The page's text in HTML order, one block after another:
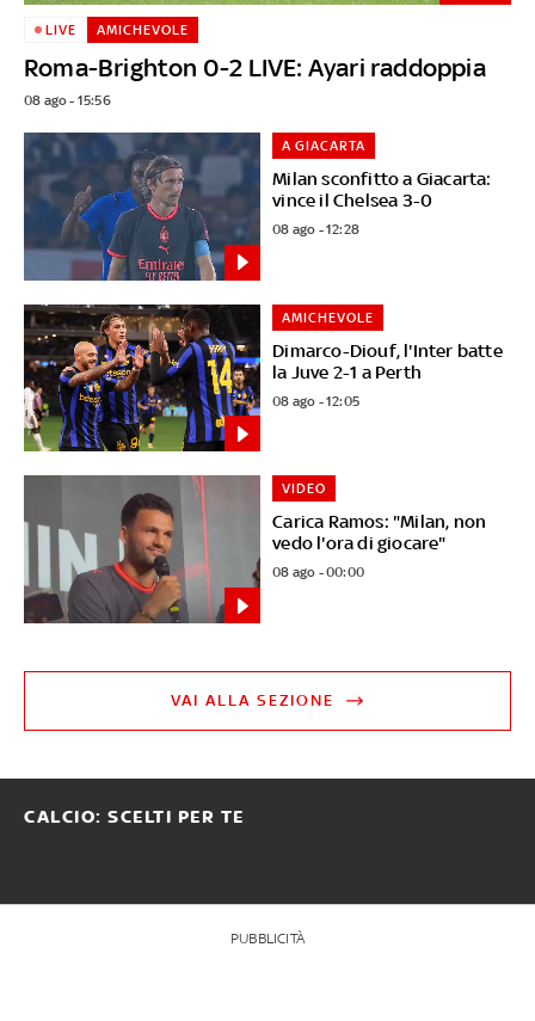
Roma-Brighton 0-2 LIVE: Ayari raddoppia
LIVE AMICHEVOLE
08 ago - 15:56
Milan sconfitto a Giacarta:
vince il Chelsea 3-0
A GIACARTA
08 ago - 12:28
Dimarco-Diouf, l'Inter batte
la Juve 2-1 a Perth
AMICHEVOLE
08 ago - 12:05
Carica Ramos: "Milan, non
vedo l'ora di giocare"
VIDEO
08 ago - 00:00
VAI ALLA SEZIONE
CALCIO: SCELTI PER TE
PUBBLICITÀ